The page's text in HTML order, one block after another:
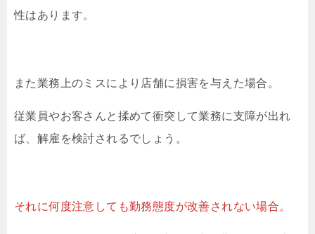
性はあります。
また業務上のミスにより店舗に損害を与えた場合。
従業員やお客さんと揉めて衝突して業務に支障が出れ
ば、解雇を検討されるでしょう。
それに何度注意しても勤務態度が改善されない場合。